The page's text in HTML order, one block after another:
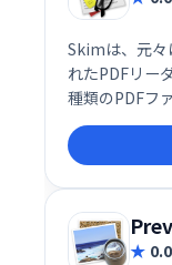
Skimは、元々
れたPDFリー
種類のPDFフ
も充実して
効率的にPDF
0.0